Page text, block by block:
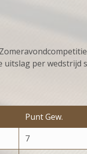
per wedstrijd
Punt Gew.
7